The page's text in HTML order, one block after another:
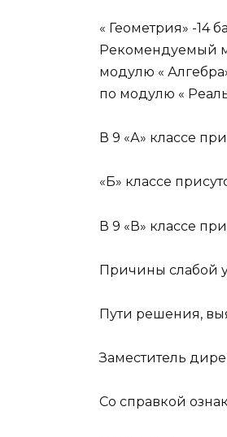
« Геометрия» -14
Рекомендуемый
модулю «
по модулю «
В 9 «А» классе
«Б» классе
В 9 «В» классе
Причины слабой
Пути решения,
Со справкой